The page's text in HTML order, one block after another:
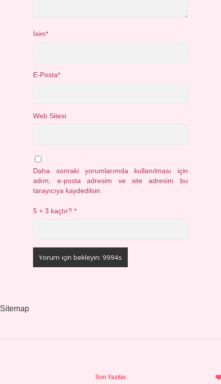
İsim*
E-Posta*
Web Sitesi
Daha sonraki yorumlarımda kullanılması için
adım, e-posta adresim ve site adresim bu
tarayıcıya kaydedilsin.
5 + 3 kaçtır?*
Sitemap
Son Yazılar